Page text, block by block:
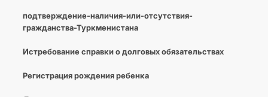
подтверждение-наличия-или-отсутствия-
гражданства-Туркменистана
Истребование справки о долговых обязательствах
Регистрация рождения ребенка